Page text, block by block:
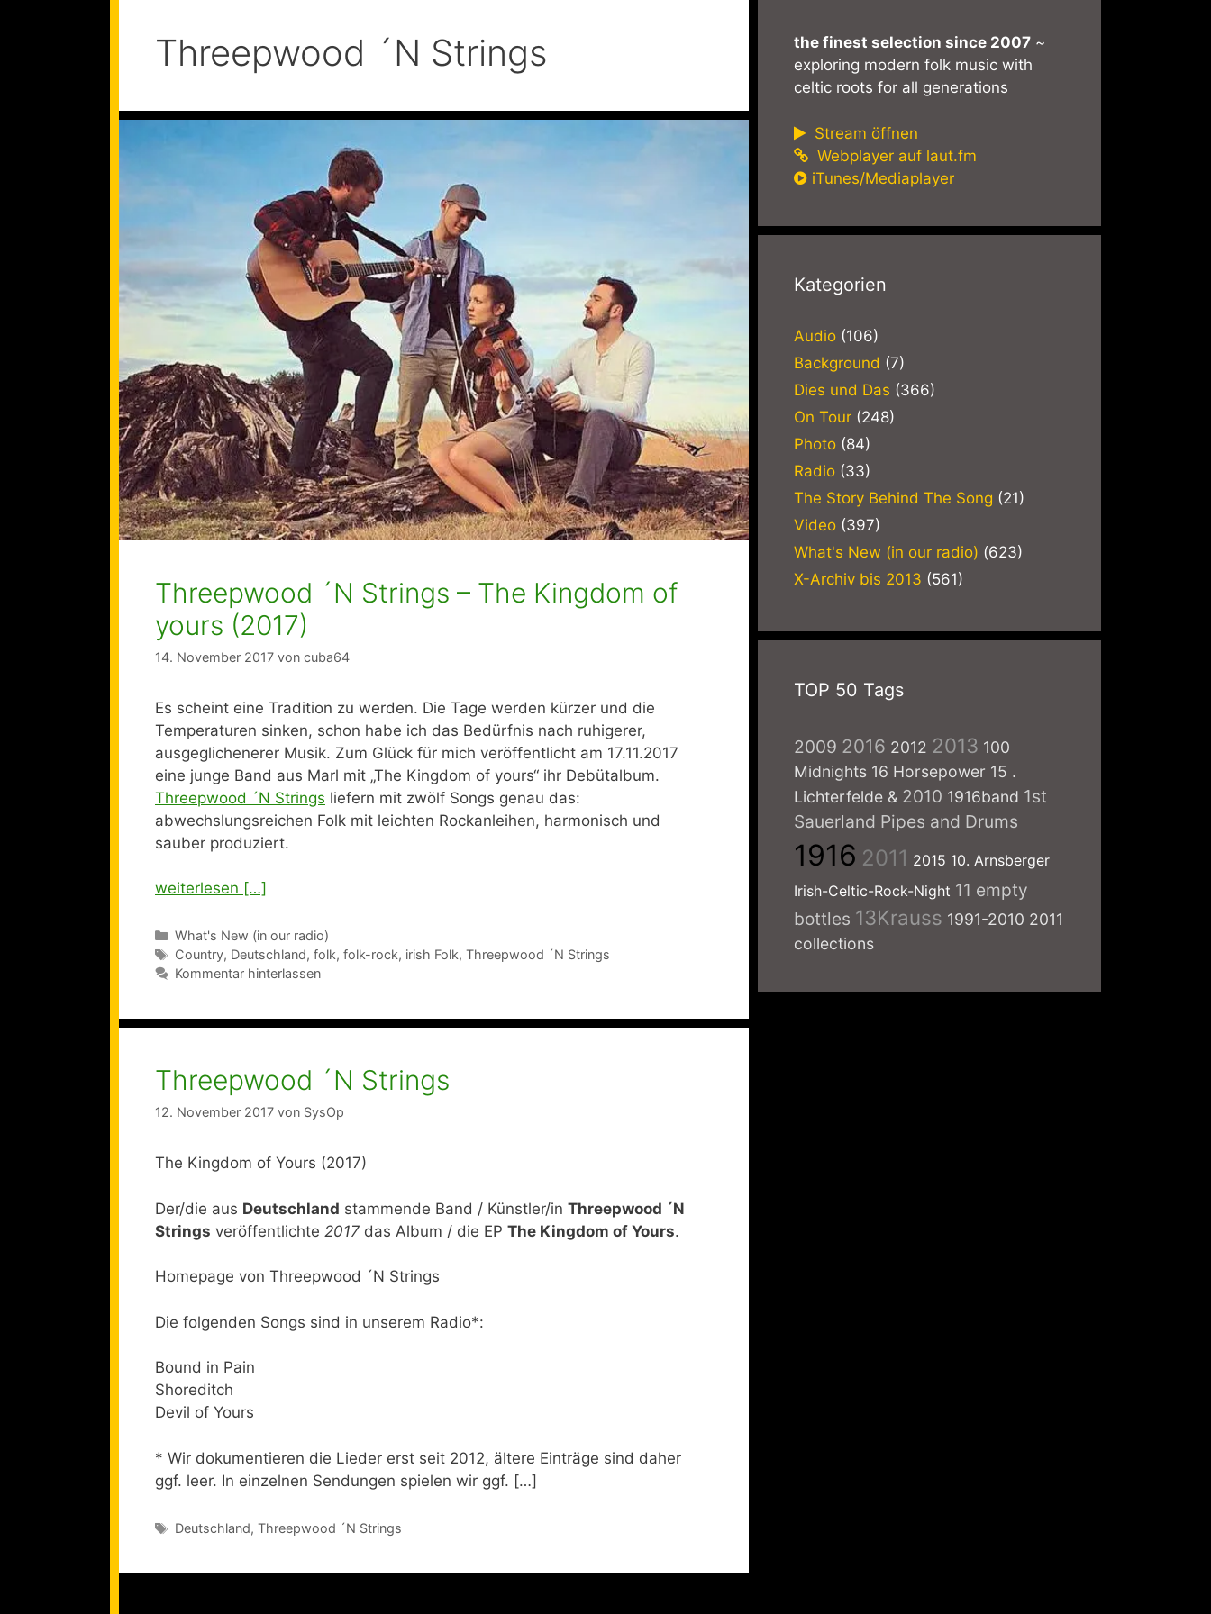
Threepwood ´N Strings
Threepwood ´N Strings – The Kingdom of
yours (2017)
14. November 2017 von cuba64
Es scheint eine Tradition zu werden. Die Tage werden kürzer und die
Temperaturen sinken, schon habe ich das Bedürfnis nach ruhigerer,
ausgeglichenerer Musik. Zum Glück für mich veröffentlicht am 17.11.2017
eine junge Band aus Marl mit „The Kingdom of yours“ ihr Debütalbum.
Threepwood ´N Strings liefern mit zwölf Songs genau das:
abwechslungsreichen Folk mit leichten Rockanleihen, harmonisch und
sauber produziert.
weiterlesen […]
Kategorien
What's New (in our radio)
Schlagwörter
Country, Deutschland, folk, folk-rock, irish Folk, Threepwood ´N Strings
Kommentar hinterlassen
Threepwood ´N Strings
12. November 2017 von SysOp
The Kingdom of Yours (2017)
Der/die aus Deutschland stammende Band / Künstler/in Threepwood ´N
Strings veröffentlichte 2017 das Album / die EP The Kingdom of Yours.
Homepage von Threepwood ´N Strings
Die folgenden Songs sind in unserem Radio*:
Bound in Pain
Shoreditch
Devil of Yours
* Wir dokumentieren die Lieder erst seit 2012, ältere Einträge sind daher
ggf. leer. In einzelnen Sendungen spielen wir ggf. […]
Schlagwörter
Deutschland, Threepwood ´N Strings
the finest selection since 2007~
exploring modern folk music with
celtic roots for all generations
Stream öffnen
Webplayer auf laut.fm
iTunes/Mediaplayer
Kategorien
Audio(106)
Background (7)
Dies und Das (366)
On Tour(248)
Photo(84)
Radio(33)
The Story Behind The Song (21)
Video(397)
What's New (in our radio) (623)
X-Archiv bis 2013 (561)
TOP 50 Tags
2009 2016 2012 2013 100
Midnights 16 Horsepower 15 .
Lichterfelde & 2010 1916band 1st
Sauerland Pipes and Drums
1916 2011 2015 10. Arnsberger
Irish-Celtic-Rock-Night 11 empty
bottles 13Krauss 1991-2010 2011
collections